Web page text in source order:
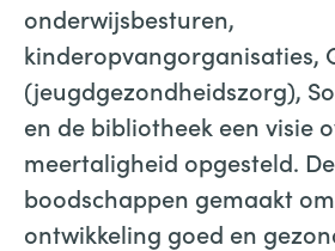
onderwijsbesturen,
kinderopvangorganisaties,
(jeugdgezondheidszorg),
en de bibliotheek een visie
meertaligheid opgesteld.
boodschappen gemaakt
ontwikkeling goed en